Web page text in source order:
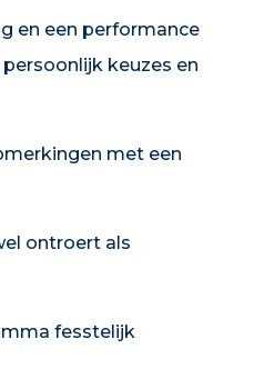
en een performance
keuzes en
met een
ontroert als
fesstelijk